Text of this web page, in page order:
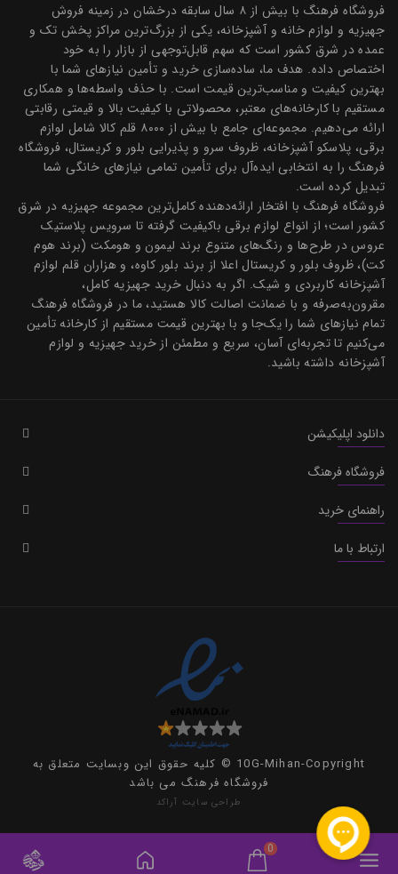
فروشگاه فرهنگ با بیش از ۸ سال سابقه درخشان در زمینه فروش
جهیزیه و لوازم خانه و آشپزخانه، یکی از بزرگ‌ترین مراکز پخش تک و
عمده در شرق کشور است که سهم قابل‌توجهی از بازار را به خود
اختصاص داده. هدف ما، ساده‌سازی خرید و تأمین نیازهای شما با
بهترین کیفیت و مناسب‌ترین قیمت است. با حذف واسطه‌ها و همکاری
مستقیم با کارخانه‌های معتبر، محصولاتی با کیفیت بالا و قیمتی رقابتی
ارائه می‌دهیم. مجموعه‌ای جامع با بیش از ۸۰۰۰ قلم کالا شامل لوازم
برقی، پلاسکو آشپزخانه، ظروف سرو و پذیرایی بلور و کریستال، فروشگاه
فرهنگ را به انتخابی ایده‌آل برای تأمین تمامی نیازهای خانگی شما
تبدیل کرده است.
فروشگاه فرهنگ با افتخار ارائه‌دهنده کامل‌ترین مجموعه جهیزیه در شرق
کشور است؛ از انواع لوازم برقی باکیفیت گرفته تا سرویس پلاستیک
عروس در طرح‌ها و رنگ‌های متنوع برند لیمون و هومکت (برند هوم
کت)، ظروف بلور و کریستال اعلا از برند بلور کاوه، و هزاران قلم لوازم
آشپزخانه کاربردی و شیک. اگر به دنبال خرید جهیزیه کامل،
مقرون‌به‌صرفه و با ضمانت اصالت کالا هستید، ما در فروشگاه فرهنگ
تمام نیازهای شما را یک‌جا و با بهترین قیمت مستقیم از کارخانه تأمین
می‌کنیم تا تجربه‌ای آسان، سریع و مطمئن از خرید جهیزیه و لوازم
آشپزخانه داشته باشید.
دانلود اپلیکیشن
فروشگاه فرهنگ
راهنمای خرید
ارتباط با ما
10G-Mihan-Copyright © کلیه حقوق این وبسایت متعلق به
فروشگاه فرهنگ می باشد
طراحی سایت آراکد
0